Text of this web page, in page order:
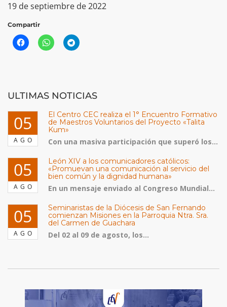
19 de septiembre de 2022
Compartir
ULTIMAS NOTICIAS
05
AGO
El Centro CEC realiza el 1° Encuentro Formativo
de Maestros Voluntarios del Proyecto «Talita
Kum»
Con una masiva participación que superó los...
05
AGO
León XIV a los comunicadores católicos:
«Promuevan una comunicación al servicio del
bien común y la dignidad humana»
En un mensaje enviado al Congreso Mundial...
05
AGO
Seminaristas de la Diócesis de San Fernando
comienzan Misiones en la Parroquia Ntra. Sra.
del Carmen de Guachara
Del 02 al 09 de agosto, los...